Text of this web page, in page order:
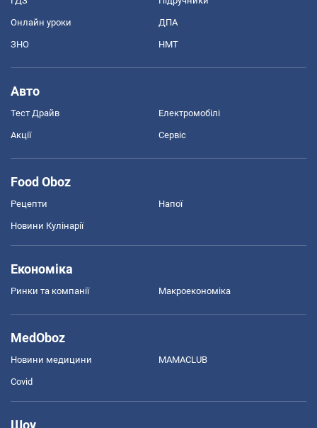
Онлайн уроки ДПА
ЗНО НМТ
Авто
Тест Драйв Електромобілі
Акції Сервіс
Food Oboz
Рецепти Напої
Новини Кулінарії
Економіка
Ринки та компанії Макроекономіка
MedOboz
Новини медицини MAMACLUB
Covid
Шоу